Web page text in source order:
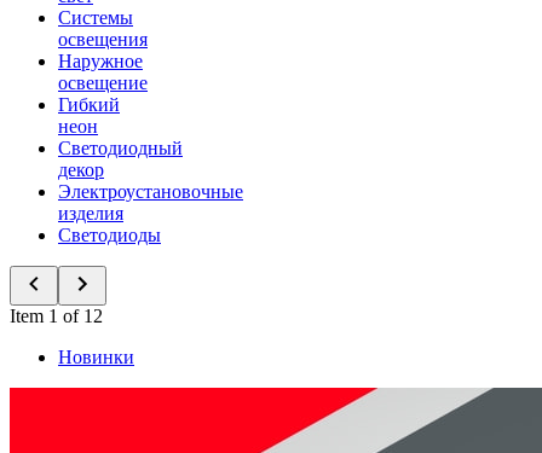
Системы
освещения
Наружное
освещение
Гибкий
неон
Светодиодный
декор
Электроустановочные
изделия
Светодиоды
Item 1 of 12
Новинки